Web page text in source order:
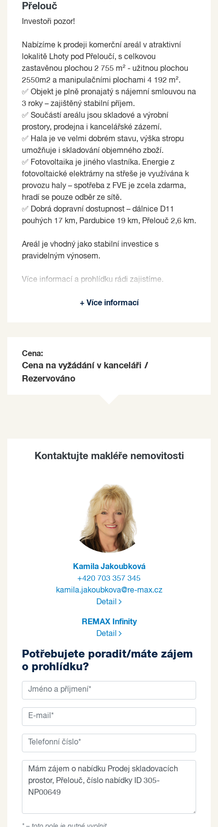
Přelouč
Investoři pozor!
Nabízíme k prodeji komerční areál v atraktivní
lokalitě Lhoty pod Přeloučí, s celkovou
zastavěnou plochou 2 755 m² - užitnou plochou
2550m2 a manipulačními plochami 4 192 m².
✅ Objekt je plně pronajatý s nájemní smlouvou na
3 roky – zajištěný stabilní příjem.
✅ Součástí areálu jsou skladové a výrobní
prostory, prodejna i kancelářské zázemí.
✅ Hala je ve velmi dobrém stavu, výška stropu
umožňuje i skladování objemného zboží.
✅ Fotovoltaika je jiného vlastníka. Energie z
fotovoltaické elektrárny na střeše je využívána k
provozu haly – spotřeba z FVE je zcela zdarma,
hradí se pouze odběr ze sítě.
✅ Dobrá dopravní dostupnost – dálnice D11
pouhých 17 km, Pardubice 19 km, Přelouč 2,6 km.
Areál je vhodný jako stabilní investice s
pravidelným výnosem.
Více informací a prohlídku rádi zajistíme.
na základě jím zvolených kritérií.
+ Více informací
Cena:
Cena na vyžádání v kanceláři /
Rezervováno
Kontaktujte makléře nemovitosti
Kamila Jakoubková
+420 703 357 345
kamila.jakoubkova@re-max.cz
Detail
REMAX Infinity
Detail
Potřebujete poradit/máte zájem
o prohlídku?